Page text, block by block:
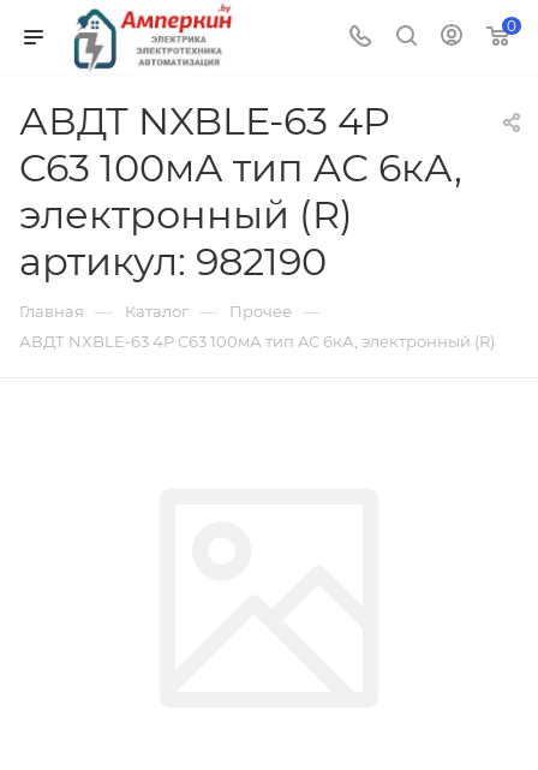
0
АВДТ NXBLE-63 4P
C63 100мА тип AС 6кА,
электронный (R)
артикул: 982190
Главная — Каталог — Прочее —
АВДТ NXBLE-63 4P C63 100мА тип AС 6кА, электронный (R)